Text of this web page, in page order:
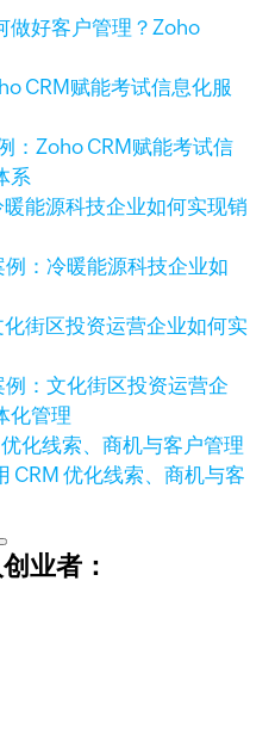
做好客户管理？Zoho
：Zoho CRM赋能考试信
系
：冷暖能源科技企业如
：文化街区投资运营企
化管理
CRM 优化线索、商机与客
业者：